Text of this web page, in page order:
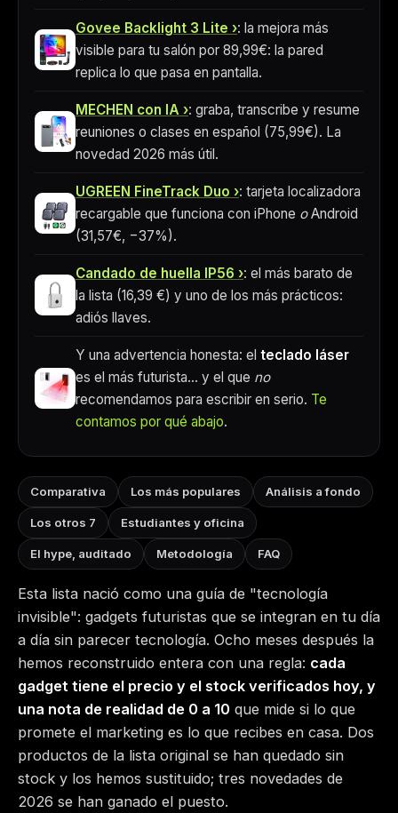
Govee Backlight 3 Lite
: la mejora más
visible para tu salón por 89,99€: la pared
replica lo que pasa en pantalla.
MECHEN con IA
: graba, transcribe y resume
reuniones o clases en español (75,99€). La
novedad 2026 más útil.
UGREEN FineTrack Duo
: tarjeta localizadora
recargable que funciona con iPhone oAndroid
(31,57€, −37%).
Candado de huella IP56
: el más barato de
la lista (16,39 €) y uno de los más prácticos:
adiós llaves.
Y una advertencia honesta: el teclado láser
es el más futurista… y el que no
recomendamos para escribir en serio. Te
contamos por qué abajo.
Comparativa Los más populares Análisis a fondo
Los otros 7 Estudiantes y oficina
El hype, auditado Metodología FAQ
Esta lista nació como una guía de "tecnología
invisible": gadgets futuristas que se integran en tu día
a día sin parecer tecnología. Ocho meses después la
hemos reconstruido entera con una regla: cada
gadget tiene el precio y el stock verificados hoy, y
una nota de realidad de 0 a 10 que mide si lo que
promete el marketing es lo que recibes en casa. Dos
productos de la lista original se han quedado sin
stock y los hemos sustituido; tres novedades de
2026 se han ganado el puesto.